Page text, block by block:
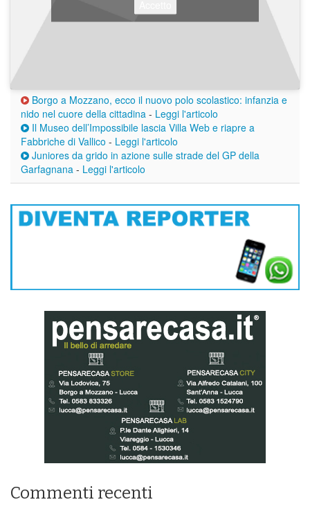
Borgo a Mozzano, ecco il nuovo polo scolastico: infanzia e
nido nel cuore della cittadina - Leggi l'articolo
Il Museo dell’Impossibile lascia Villa Web e riapre a
Fabbriche di Vallico - Leggi l'articolo
Juniores da grido in azione sulle strade del GP della
Garfagnana - Leggi l'articolo
Commenti recenti